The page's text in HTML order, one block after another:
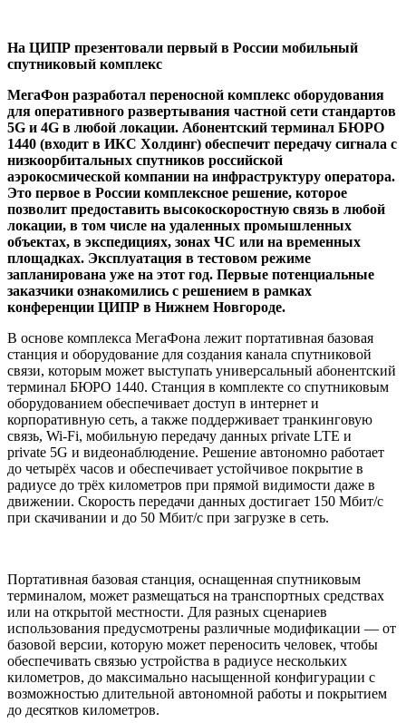
На ЦИПР презентовали первый в России мобильный
спутниковый комплекс
МегаФон разработал переносной комплекс оборудования
для оперативного развертывания частной сети стандартов
5G и 4G в любой локации. Абонентский терминал БЮРО
1440 (входит в ИКС Холдинг) обеспечит передачу сигнала с
низкоорбитальных спутников российской
аэрокосмической компании на инфраструктуру оператора.
Это первое в России комплексное решение, которое
позволит предоставить высокоскоростную связь в любой
локации, в том числе на удаленных промышленных
объектах, в экспедициях, зонах ЧС или на временных
площадках. Эксплуатация в тестовом режиме
запланирована уже на этот год. Первые потенциальные
заказчики ознакомились с решением в рамках
конференции ЦИПР в Нижнем Новгороде.
В основе комплекса МегаФона лежит портативная базовая
станция и оборудование для создания канала спутниковой
связи, которым может выступать универсальный абонентский
терминал БЮРО 1440. Станция в комплекте со спутниковым
оборудованием обеспечивает доступ в интернет и
корпоративную сеть, а также поддерживает транкинговую
связь, Wi-Fi, мобильную передачу данных private LTE и
private 5G и видеонаблюдение. Решение автономно работает
до четырёх часов и обеспечивает устойчивое покрытие в
радиусе до трёх километров при прямой видимости даже в
движении. Скорость передачи данных достигает 150 Мбит/с
при скачивании и до 50 Мбит/с при загрузке в сеть.
Портативная базовая станция, оснащенная спутниковым
терминалом, может размещаться на транспортных средствах
или на открытой местности. Для разных сценариев
использования предусмотрены различные модификации — от
базовой версии, которую может переносить человек, чтобы
обеспечивать связью устройства в радиусе нескольких
километров, до максимально насыщенной конфигурации с
возможностью длительной автономной работы и покрытием
до десятков километров.